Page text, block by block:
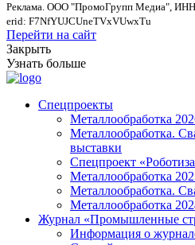
Реклама. ООО "ПромоГрупп Медиа",
erid: F7NfYUJCUneTVxVUwxTu
Перейти на сайт
Закрыть
Узнать больше
Спецпроекты
Металлообработка
Металлообработка.
выставки
Спецпроект
Металлообработка
Металлообработка.
Металлообработка
Журнал «Промышленные
Информация о